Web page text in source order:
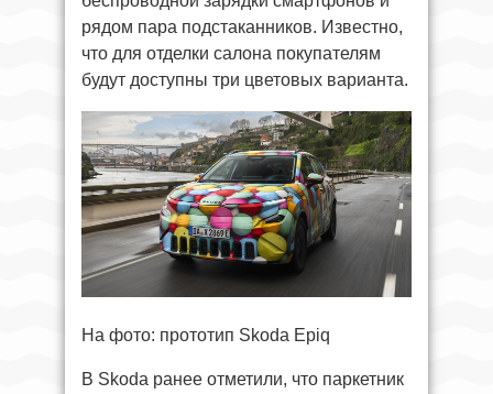
рядом пара подстаканников. Известно,
что для отделки салона покупателям
будут доступны три цветовых варианта.
На фото: прототип Skoda Epiq
В Skoda ранее отметили, что паркетник